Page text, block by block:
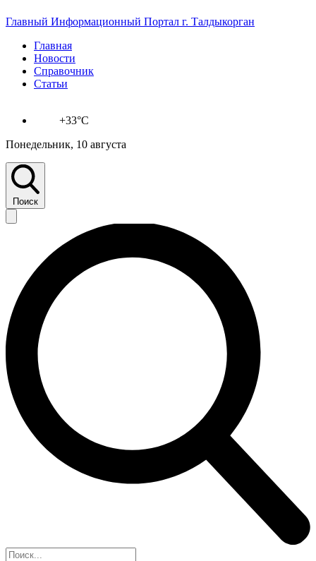
Главный Информационный Портал г. Талдыкорган
Главная
Новости
Справочник
Статьи
+33°C
Понедельник, 10 августа
Поиск